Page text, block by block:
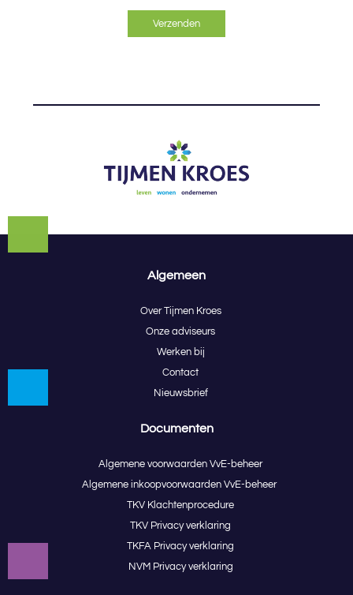
Algemeen
Over Tijmen Kroes
Onze adviseurs
Werken bij
Contact
Nieuwsbrief
Documenten
Algemene voorwaarden VvE-beheer
Algemene inkoopvoorwaarden VvE-beheer
TKV Klachtenprocedure
TKV Privacy verklaring
TKFA Privacy verklaring
NVM Privacy verklaring